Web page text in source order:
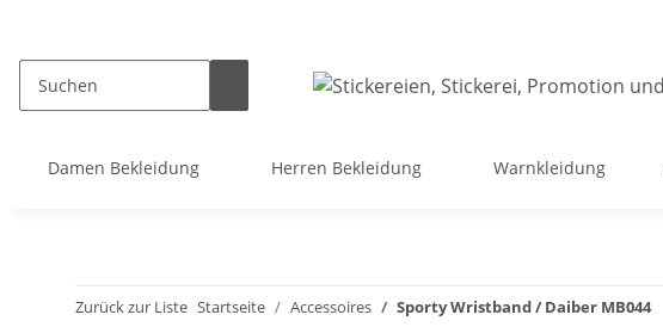
Damen Bekleidung Herren Bekleidung Warnkleidung
Zurück zur Liste Startseite Accessoires Sporty Wristband / Daiber MB044